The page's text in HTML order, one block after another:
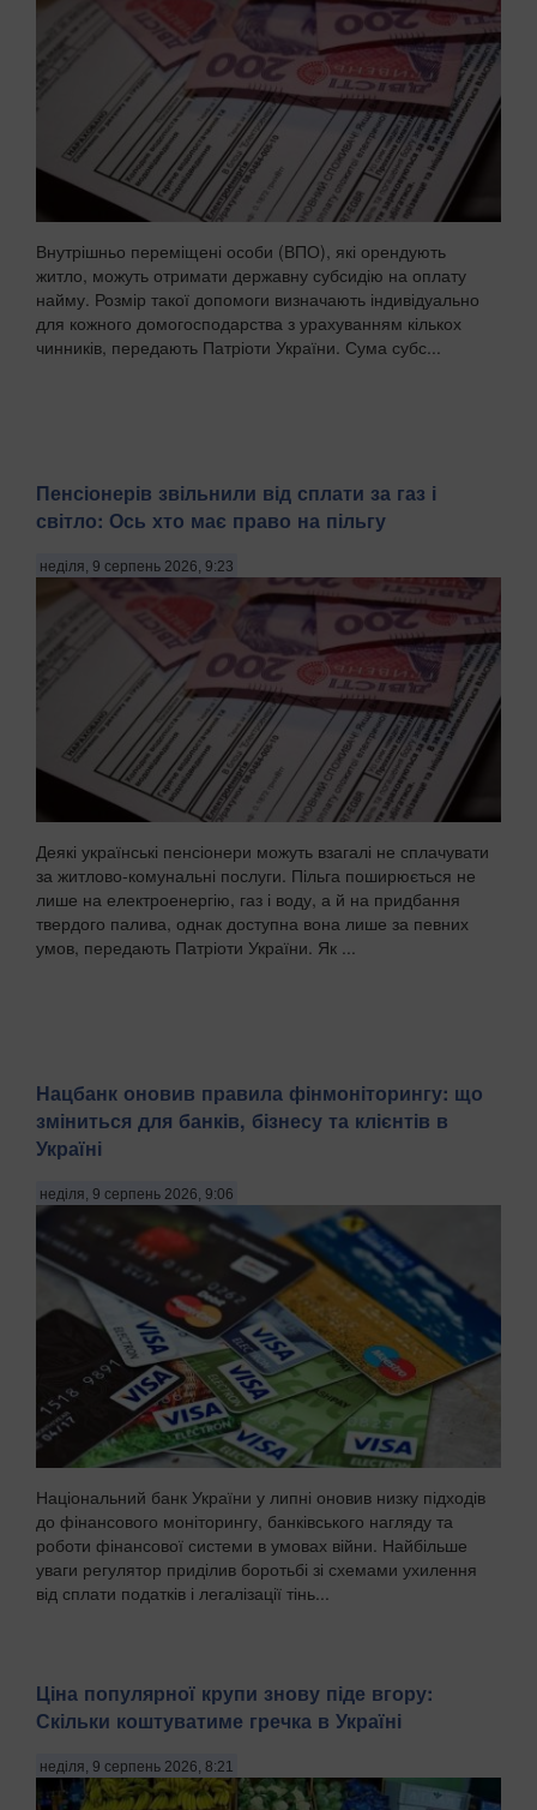
Внутрішньо переміщені особи (ВПО), які орендують
житло, можуть отримати державну субсидію на оплату
найму. Розмір такої допомоги визначають індивідуально
для кожного домогосподарства з урахуванням кількох
чинників, передають Патріоти України. Сума субс...
Пенсіонерів звільнили від сплати за газ і
світло: Ось хто має право на пільгу
неділя, 9 серпень 2026, 9:23
Деякі українські пенсіонери можуть взагалі не сплачувати
за житлово-комунальні послуги. Пільга поширюється не
лише на електроенергію, газ і воду, а й на придбання
твердого палива, однак доступна вона лише за певних
умов, передають Патріоти України. Як ...
Нацбанк оновив правила фінмоніторингу: що
зміниться для банків, бізнесу та клієнтів в
Україні
неділя, 9 серпень 2026, 9:06
Національний банк України у липні оновив низку підходів
до фінансового моніторингу, банківського нагляду та
роботи фінансової системи в умовах війни. Найбільше
уваги регулятор приділив боротьбі зі схемами ухилення
від сплати податків і легалізації тінь...
Ціна популярної крупи знову піде вгору:
Скільки коштуватиме гречка в Україні
неділя, 9 серпень 2026, 8:21